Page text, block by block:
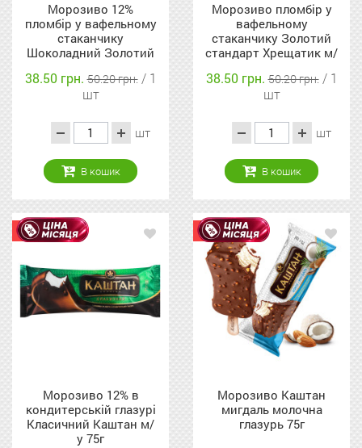
Морозиво 12%
пломбір у вафельному
стаканчику
Шоколадний Золотий
у 90г
38.50 грн.50.20 грн. / 1
шт
шт
В кошик
Морозиво пломбір у
вафельному
стаканчику Золотий
стандарт Хрещатик м/
38.50 грн.50.20 грн. / 1
шт
шт
В кошик
Акція
Морозиво 12% в
кондитерській глазурі
Класичний Каштан м/
у 75г
Акція
Морозиво Каштан
мигдаль молочна
глазурь 75г